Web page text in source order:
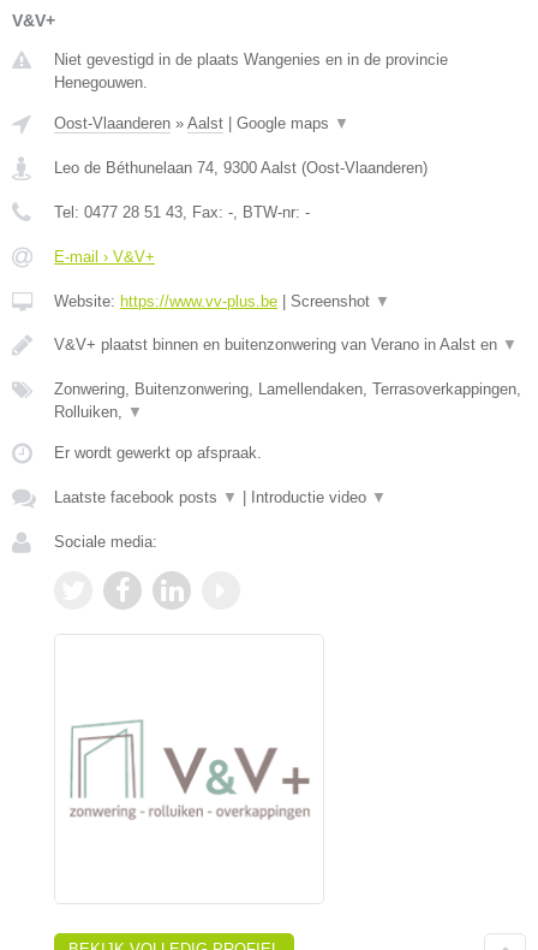
V&V+
Niet gevestigd in de plaats Wangenies en in de provincie
Henegouwen.
Oost-Vlaanderen » Aalst Google maps ▼
Leo de Béthunelaan 74, 9300 Aalst (Oost-Vlaanderen)
Tel: 0477 28 51 43, Fax: -, BTW-nr: -
E-mail › V&V+
Website: https://www.vv-plus.be Screenshot ▼
V&V+ plaatst binnen en buitenzonwering van Verano in Aalst en ▼
Zonwering, Buitenzonwering, Lamellendaken, Terrasoverkappingen,
Rolluiken, ▼
Er wordt gewerkt op afspraak.
Laatste facebook posts ▼ Introductie video ▼
Sociale media: